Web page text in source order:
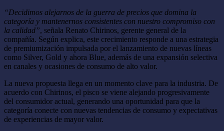
“Decidimos alejarnos de la guerra de precios que domina la
categoría y mantenernos consistentes con nuestro compromiso con
la calidad”, señala Renato Chirinos, gerente general de la
compañía. Según explica, este crecimiento responde a una estrategia
de premiumización impulsada por el lanzamiento de nuevas líneas
como Silver, Gold y ahora Blue, además de una expansión selectiva
en canales y ocasiones de consumo de alto valor.
La nueva propuesta llega en un momento clave para la industria. De
acuerdo con Chirinos, el pisco se viene alejando progresivamente
del consumidor actual, generando una oportunidad para que la
categoría conecte con nuevas tendencias de consumo y expectativas
de experiencias de mayor valor.